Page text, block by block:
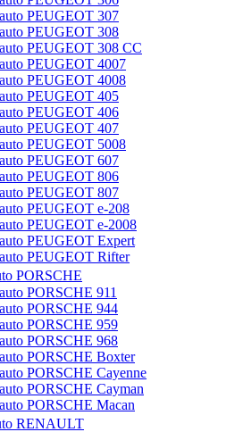
PEUGEOT 307
PEUGEOT 308
PEUGEOT 308 CC
PEUGEOT 4007
PEUGEOT 4008
PEUGEOT 405
PEUGEOT 406
PEUGEOT 407
PEUGEOT 5008
PEUGEOT 607
PEUGEOT 806
PEUGEOT 807
PEUGEOT e-208
PEUGEOT e-2008
PEUGEOT Expert
PEUGEOT Rifter
PORSCHE
PORSCHE 911
PORSCHE 944
PORSCHE 959
PORSCHE 968
PORSCHE Boxter
PORSCHE Cayenne
PORSCHE Cayman
PORSCHE Macan
RENAULT